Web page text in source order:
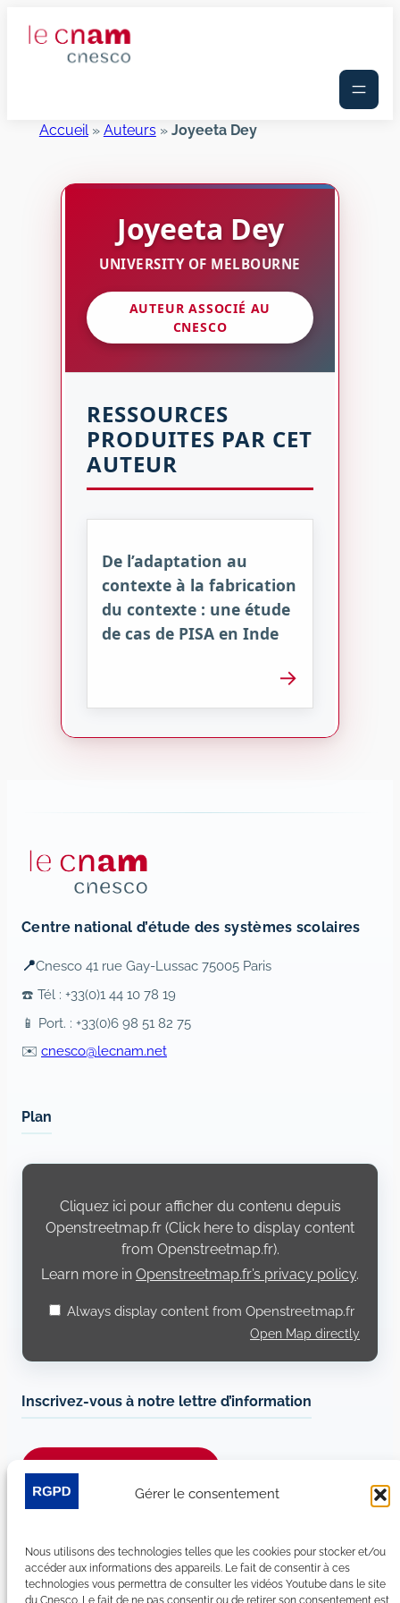
Gérer le consentement
Nous utilisons des technologies telles que les cookies pour stocker et/ou
accéder aux informations des appareils. Le fait de consentir à ces
technologies vous permettra de consulter les vidéos Youtube dans le site
du Cnesco. Le fait de ne pas consentir ou de retirer son consentement est
Accueil» Auteurs» Joyeeta Dey
Joyeeta Dey
UNIVERSITY OF MELBOURNE
AUTEUR ASSOCIÉ AU
CNESCO
RESSOURCES
PRODUITES PAR CET
AUTEUR
De l’adaptation au
contexte à la fabrication
du contexte : une étude
de cas de PISA en Inde
→
Centre national d’étude des systèmes scolaires
📍Cnesco 41 rue Gay-Lussac 75005 Paris
☎️ Tél : +33(0)1 44 10 78 19
📱 Port. : +33(0)6 98 51 82 75
✉️ cnesco@lecnam.net
Plan
Display
Openstreetmap.fr
Cliquez ici pour afficher du contenu depuis
Openstreetmap.fr (Click here to display content
from Openstreetmap.fr).
Learn more in Openstreetmap.fr’s privacy policy.
Always display content from Openstreetmap.fr
Open Map directly
Inscrivez-vous à notre lettre d’information
LinkedIn
YouTube
Facebook
Bluesky